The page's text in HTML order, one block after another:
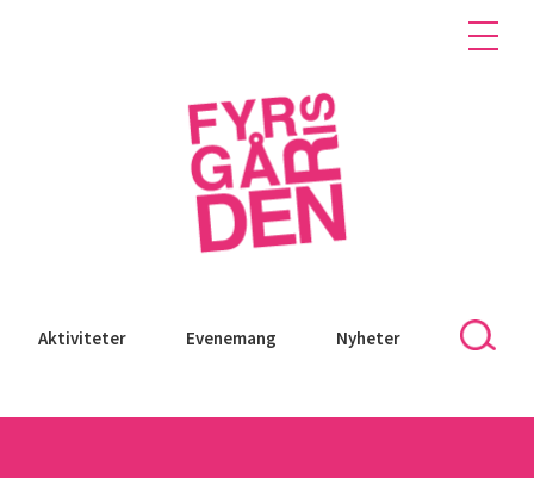
Aktiviteter Evenemang Nyheter